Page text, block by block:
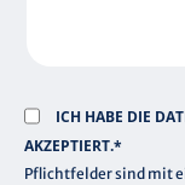
ICH HABE DIE
AKZEPTIERT.*
Pflichtfelder sind mit